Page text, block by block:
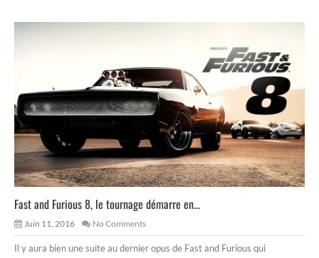
Fast and Furious 8, le tournage démarre en...
Juin 11, 2016 No Comments
Il y aura bien une suite au dernier opus de Fast and Furious qui